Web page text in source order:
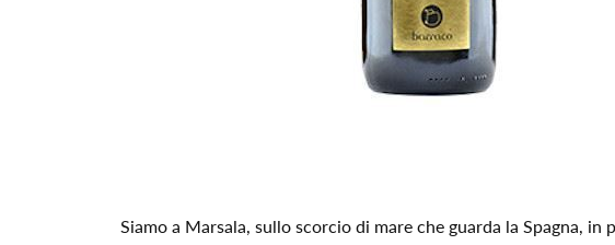
Siamo a Marsala, sullo scorcio di mare che guarda la Spagna,